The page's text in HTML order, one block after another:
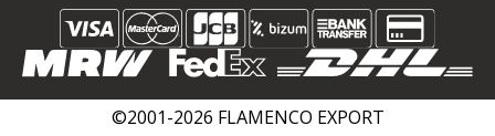
©2001-2026 FLAMENCO EXPORT